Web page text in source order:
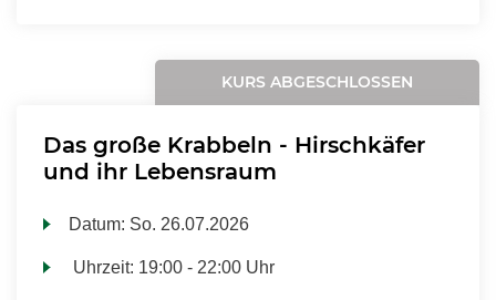
KURS ABGESCHLOSSEN
Das große Krabbeln - Hirschkäfer
und ihr Lebensraum
Datum: So. 26.07.2026
Uhrzeit: 19:00 - 22:00 Uhr